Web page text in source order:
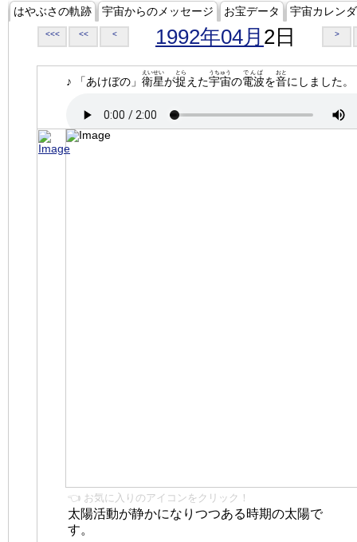
はやぶさの軌跡 宇宙からのメッセージ お宝データ 宇宙カレン
<<< << < 1992年04月 2日 >
♪ 「あけぼの」 衛星
えいせい
が捉
とら
えた宇宙
うちゅう
の電波
でんぱ
を音
おと
にしました。
👈 お気に入りのアイコンをクリック！
太陽活動が静かになりつつある時期の太陽で
す。